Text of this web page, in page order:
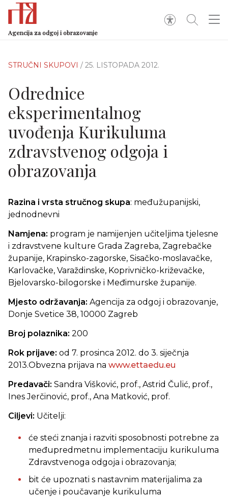
Agencija za odgoj i obrazovanje
STRUČNI SKUPOVI / 25. LISTOPADA 2012.
Odrednice
eksperimentalnog
uvođenja Kurikuluma
zdravstvenog odgoja i
obrazovanja
Razina i vrsta stručnog skupa: međužupanijski,
jednodnevni
Namjena: program je namijenjen učiteljima tjelesne
i zdravstvene kulture Grada Zagreba, Zagrebačke
županije, Krapinsko-zagorske, Sisačko-moslavačke,
Karlovačke, Varaždinske, Koprivničko-križevačke,
Bjelovarsko-bilogorske i Međimurske županije.
Mjesto održavanja: Agencija za odgoj i obrazovanje,
Donje Svetice 38, 10000 Zagreb
Broj polaznika: 200
Rok prijave: od 7. prosinca 2012. do 3. siječnja
2013.Obvezna prijava na www.ettaedu.eu
Predavači: Sandra Višković, prof., Astrid Čulić, prof.,
Ines Jerčinović, prof., Ana Matković, prof.
Ciljevi: Učitelji:
će steći znanja i razviti sposobnosti potrebne za
međupredmetnu implementaciju kurikuluma
Zdravstvenoga odgoja i obrazovanja;
bit će upoznati s nastavnim materijalima za
učenje i poučavanje kurikuluma